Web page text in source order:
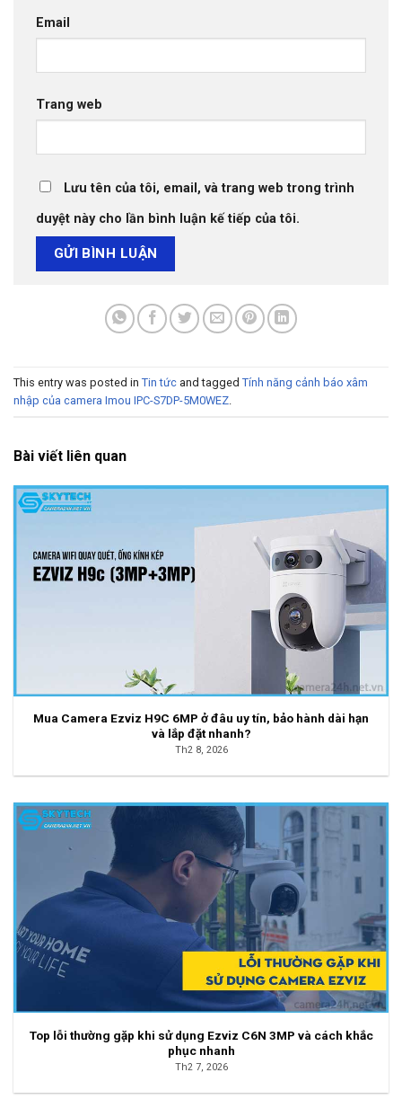
Email
Trang web
Lưu tên của tôi, email, và trang web trong trình
duyệt này cho lần bình luận kế tiếp của tôi.
This entry was posted in Tin tức and tagged Tính năng cảnh báo xâm
nhập của camera Imou IPC-S7DP-5M0WEZ
Bài viết liên quan
Mua Camera Ezviz H9C 6MP ở đâu uy tín, bảo hành dài hạn
và lắp đặt nhanh?
Th2 8, 2026
Top lỗi thường gặp khi sử dụng Ezviz C6N 3MP và cách khắc
phục nhanh
Th2 7, 2026